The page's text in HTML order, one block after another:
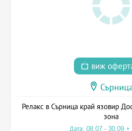
виж
Релакс в Сърница край язовир
зона
Дата: 08.07 - 30.09 +